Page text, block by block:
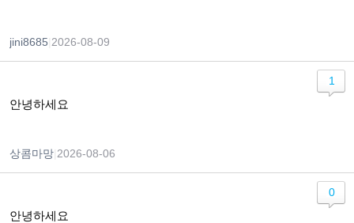
jini8685 2026-08-09
안녕하세요
상콤마망 2026-08-06
1
안녕하세요
0